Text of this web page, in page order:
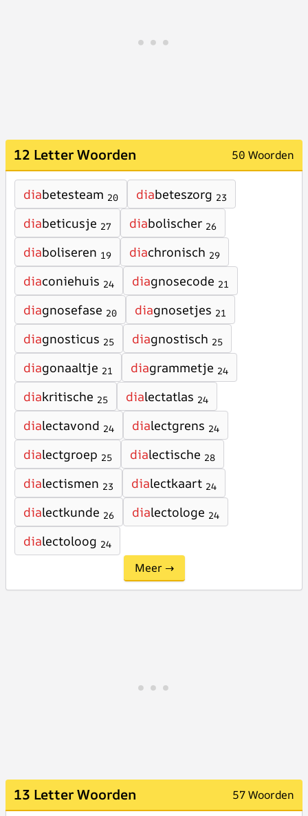
12 Letter Woorden 50 Woorden
diabetesteam 20 diabeteszorg 23
diabeticusje 27 diabolischer 26
diaboliseren 19 diachronisch 29
diaconiehuis 24 diagnosecode 21
diagnosefase 20 diagnosetjes 21
diagnosticus 25 diagnostisch 25
diagonaaltje 21 diagrammetje 24
diakritische 25 dialectatlas 24
dialectavond 24 dialectgrens 24
dialectgroep 25 dialectische 28
dialectismen 23 dialectkaart 24
dialectkunde 26 dialectologe 24
dialectoloog 24
Meer →
13 Letter Woorden 57 Woorden